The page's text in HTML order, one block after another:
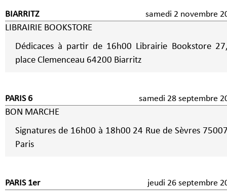
BIARRITZ samedi 2 novembre
LIBRAIRIE BOOKSTORE
Dédicaces à partir de 16h00 Librairie Bookstore 27,
place Clemenceau 64200 Biarritz
PARIS 6 samedi 28 septembre
BON MARCHE
Signatures de 16h00 à 18h00 24 Rue de Sèvres
Paris
PARIS 1er jeudi 26 septembre